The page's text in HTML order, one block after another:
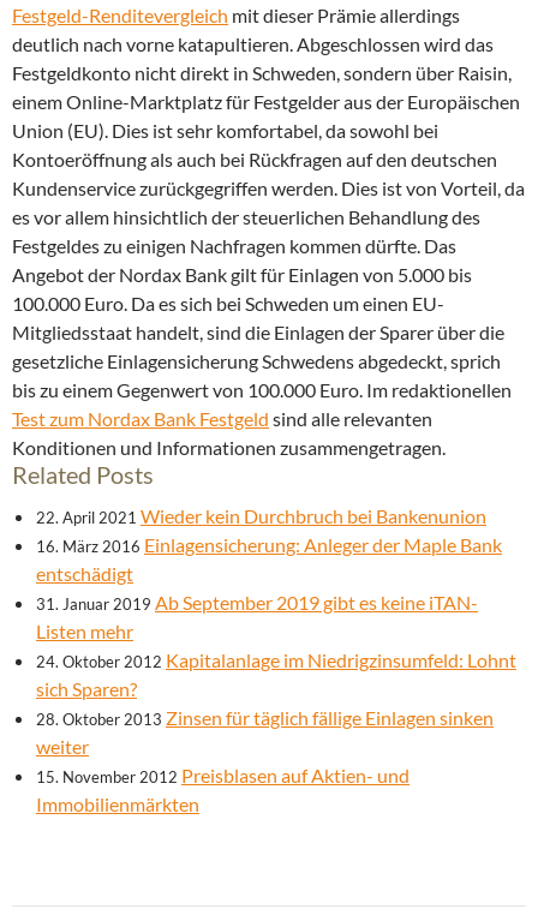
Festgeld-Renditevergleich mit dieser Prämie allerdings
deutlich nach vorne katapultieren. Abgeschlossen wird das
Festgeldkonto nicht direkt in Schweden, sondern über Raisin,
einem Online-Marktplatz für Festgelder aus der Europäischen
Union (EU). Dies ist sehr komfortabel, da sowohl bei
Kontoeröffnung als auch bei Rückfragen auf den deutschen
Kundenservice zurückgegriffen werden. Dies ist von Vorteil, da
es vor allem hinsichtlich der steuerlichen Behandlung des
Festgeldes zu einigen Nachfragen kommen dürfte. Das
Angebot der Nordax Bank gilt für Einlagen von 5.000 bis
100.000 Euro. Da es sich bei Schweden um einen EU-
Mitgliedsstaat handelt, sind die Einlagen der Sparer über die
gesetzliche Einlagensicherung Schwedens abgedeckt, sprich
bis zu einem Gegenwert von 100.000 Euro. Im redaktionellen
Test zum Nordax Bank Festgeld sind alle relevanten
Konditionen und Informationen zusammengetragen.
Related Posts
22. April 2021 Wieder kein Durchbruch bei Bankenunion
16. März 2016 Einlagensicherung: Anleger der Maple Bank
entschädigt
31. Januar 2019 Ab September 2019 gibt es keine iTAN-
Listen mehr
24. Oktober 2012 Kapitalanlage im Niedrigzinsumfeld: Lohnt
sich Sparen?
28. Oktober 2013 Zinsen für täglich fällige Einlagen sinken
weiter
15. November 2012 Preisblasen auf Aktien- und
Immobilienmärkten